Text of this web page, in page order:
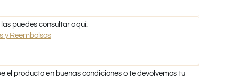
puedes consultar aquí:
y Reembolsos
el producto en buenas condiciones o te devolvemos tu